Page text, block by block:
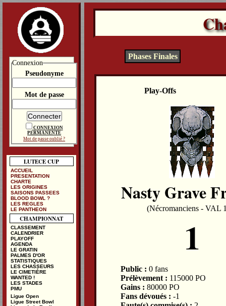
Phases Finales
Play-Offs
Nasty Grave
(Nécromanciens - VAL
1
Public : 0 fans
Prélèvement : 115000 PO
Gains : 80000 PO
Fans dévoués : -1
Connexion
Pseudonyme
Mot de passe
CONNEXION
PERMANENTE
Mot de passe oublié ?
LUTECE CUP
ACCUEIL
PRESENTATION
CHARTE
LES ORIGINES
SAISONS PASSEES
BLOOD BOWL ?
LES REGLES
LE PANTHEON
CHAMPIONNAT
CLASSEMENT
CALENDRIER
PLAYOFF
AGENDA
LE GRATIN
PALMES D'OR
STATISTIQUES
LES CHASSEURS
LE CIMETIÈRE
WANTED !
LES STADES
PMU
Ligue Open
Ligue Street Bowl